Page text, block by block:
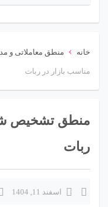
خانه › منطق معاملاتی و
مناسب بازار در ربات
منطق تشخیص
ربات
اسفند 11, 1404